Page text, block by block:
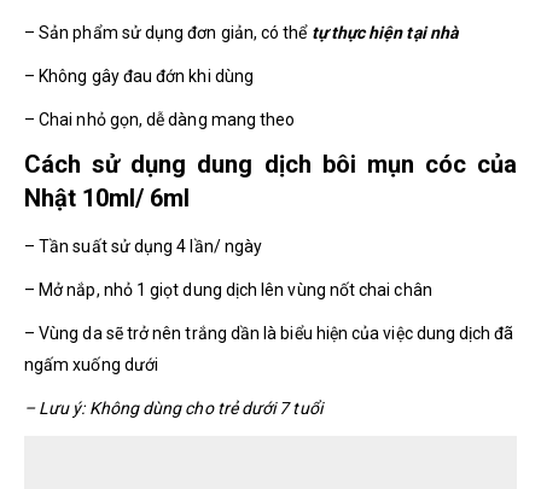
– Sản phẩm sử dụng đơn giản, có thể tự thực hiện tại nhà
– Không gây đau đớn khi dùng
– Chai nhỏ gọn, dễ dàng mang theo
Cách sử dụng dung dịch bôi mụn cóc của
Nhật 10ml/ 6ml
– Tần suất sử dụng 4 lần/ ngày
– Mở nắp, nhỏ 1 giọt dung dịch lên vùng nốt chai chân
– Vùng da sẽ trở nên trắng dần là biểu hiện của việc dung dịch đã
ngấm xuống dưới
– Lưu ý: Không dùng cho trẻ dưới 7 tuổi